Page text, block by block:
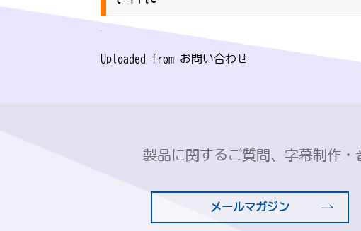
Uploaded from お問い合わせ
製品に関するご質問、字幕制作
メールマガジン